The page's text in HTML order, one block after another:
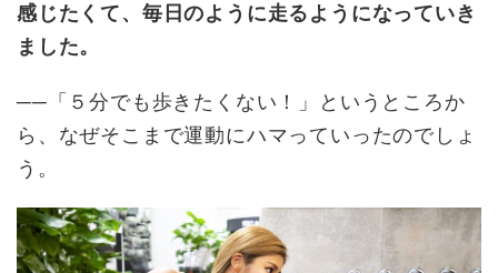
感じたくて、毎日のように走るようになっていき
ました。
──「５分でも歩きたくない！」というところか
ら、なぜそこまで運動にハマっていったのでしょ
う。